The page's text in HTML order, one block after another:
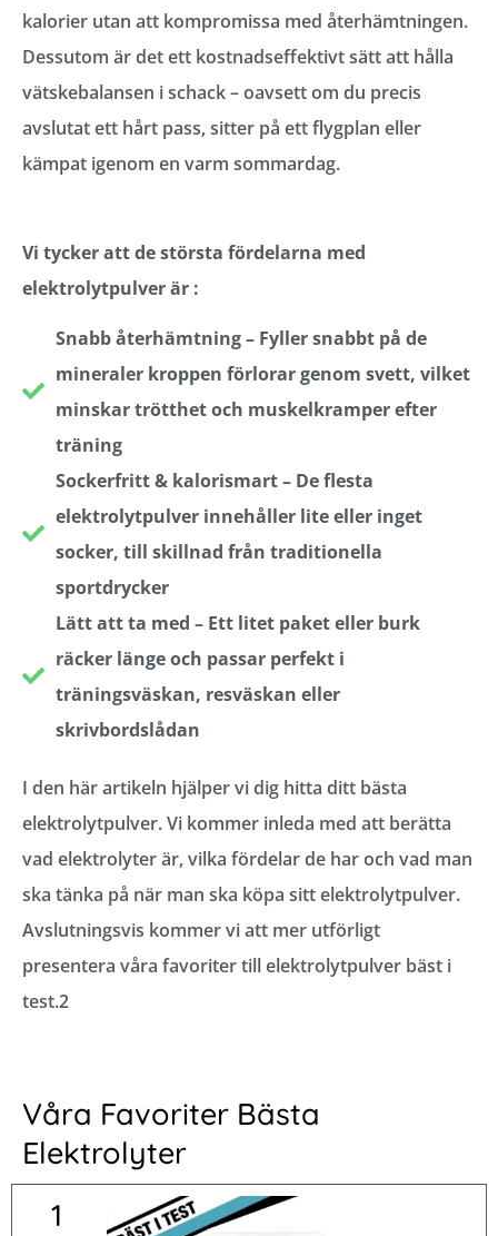
kalorier utan att kompromissa med återhämtningen.
Dessutom är det ett kostnadseffektivt sätt att hålla
vätskebalansen i schack – oavsett om du precis
avslutat ett hårt pass, sitter på ett flygplan eller
kämpat igenom en varm sommardag.
Vi tycker att de största fördelarna med
elektrolytpulver är :
Snabb återhämtning – Fyller snabbt på de
mineraler kroppen förlorar genom svett, vilket
minskar trötthet och muskelkramper efter
träning
Sockerfritt & kalorismart – De flesta
elektrolytpulver innehåller lite eller inget
socker, till skillnad från traditionella
sportdrycker
Lätt att ta med – Ett litet paket eller burk
räcker länge och passar perfekt i
träningsväskan, resväskan eller
skrivbordslådan
I den här artikeln hjälper vi dig hitta ditt bästa
elektrolytpulver. Vi kommer inleda med att berätta
vad elektrolyter är, vilka fördelar de har och vad man
ska tänka på när man ska köpa sitt elektrolytpulver.
Avslutningsvis kommer vi att mer utförligt
presentera våra favoriter till elektrolytpulver bäst i
test.2
Våra Favoriter Bästa
Elektrolyter
1